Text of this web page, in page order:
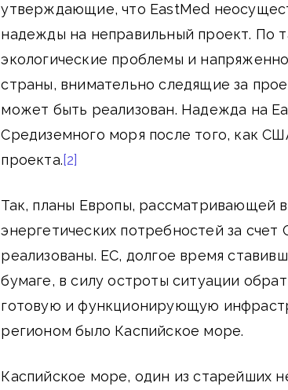
утверждающие, что EastMed
надежды на неправильный проект. По
экологические проблемы и
страны, внимательно следящие за
может быть реализован. Надежда на
Средиземного моря после того, как
проекта.[2]
Так, планы Европы, рассматривающей
энергетических потребностей за
реализованы. ЕС, долгое время
бумаге, в силу остроты ситуации
готовую и функционирующую
регионом было Каспийское море.
Каспийское море, один из старейших